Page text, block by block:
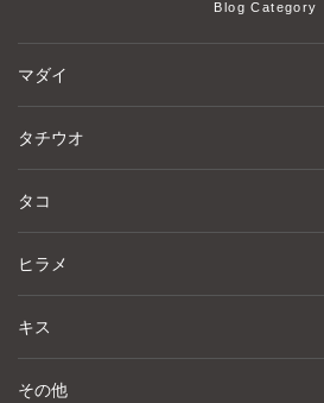
Blog Category
マダイ
タチウオ
タコ
ヒラメ
キス
その他